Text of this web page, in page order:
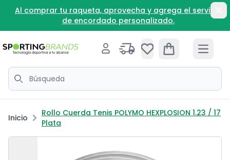
Ir directamente al contenido
Al comprar tu raqueta, aprovecha y agrega el servicio
de encordado personalizado.
Iniciar sesión Open cartOpen
Búscar
Inicio
Rollo Cuerda Tenis POLYMO HEXPLOSION 1.23 / 17
Plata